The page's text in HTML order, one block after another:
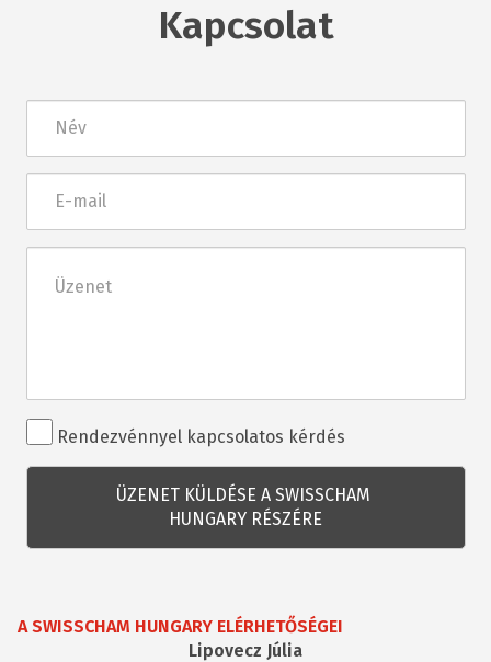
Kapcsolat
mail
Rendezvénnyel
kapcsolatos
kérdés
Rendezvénnyel kapcsolatos kérdés
A SWISSCHAM HUNGARY ELÉRHETŐSÉGEI
Lipovecz Júlia